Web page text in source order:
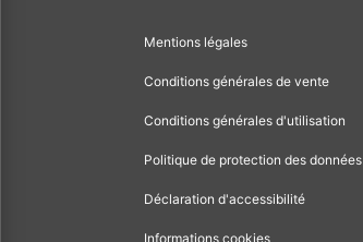
Mentions légales
Conditions générales de vente
Conditions générales d'utilisation
Politique de protection des données
Déclaration d'accessibilité
Informations cookies